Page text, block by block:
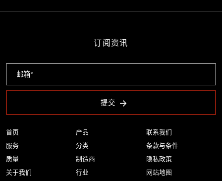
首页
服务
质量
关于我们
产品
分类
制造商
行业
联系我们
条款与条件
隐私政策
网站地图
订阅资讯
提交